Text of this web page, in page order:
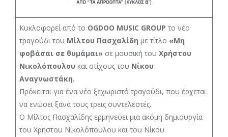
Κυκλοφορεί από το OGDOO MUSIC GROUP το νέο
τραγούδι του Μίλτου Πασχαλίδη με τίτλο «Μη
φοβάσαι σε θυμάμαι» σε μουσική του Χρήστου
Νικολόπουλου και στίχους του Νίκου
Αναγνωστάκη.
Πρόκειται για ένα νέο ξεχωριστό τραγούδι, που έρχεται
να ενώσει ξανά τους τρεις συντελεστές.
Ο Μίλτος Πασχαλίδης ερμηνεύει μια ακόμη δημιουργία
του Χρήστου Νικολόπουλου και του Νίκου